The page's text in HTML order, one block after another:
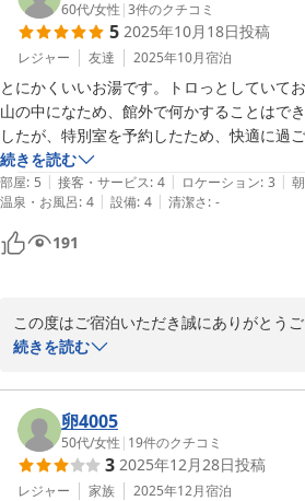
放感やサウナでのお寛ぎ、それぞれの良
を大変うれしく拝読いたしました。大浴
ても、率直なご感想をありがとうございま
今後ともお客様にとって心身ともに癒さ
うに努めてまいります。またのご来館を
ります。
鈍川温泉 皆楽荘
2026-05-25
60代/女性 |3件のクチコミ
5 2025年10月18日投稿
レジャー 友達 2025年10月宿泊
とにかくいいお湯です。トロっとしていてお
山の中になため、館外で何かすることはで
したが、特別室を予約したため、快適に過ご
続きを読む
部屋: 5 | 接客・サービス: 4 | ロケーション: 3 |
温泉・お風呂: 4 | 設備: 4 | 清潔さ: -
191
この度はご宿泊いただき誠にありがとうご
当館自慢の温泉についてうれしいお言葉を
ざいます。
また、立地や施設面につきましても率直
き、感謝申し上げます。山あいの静かな
心となりますが、快適にお過ごしいただ
ました。
続きを読む
卵4005
50代/女性 | 19件のクチコミ
3 2025年12月28日投稿
レジャー 家族 2025年12月宿泊